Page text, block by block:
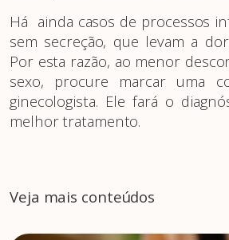
Há ainda casos de processos
sem secreção, que levam a
Por esta razão, ao menor
sexo, procure marcar uma
ginecologista. Ele fará o
melhor tratamento.
Veja mais conteúdos